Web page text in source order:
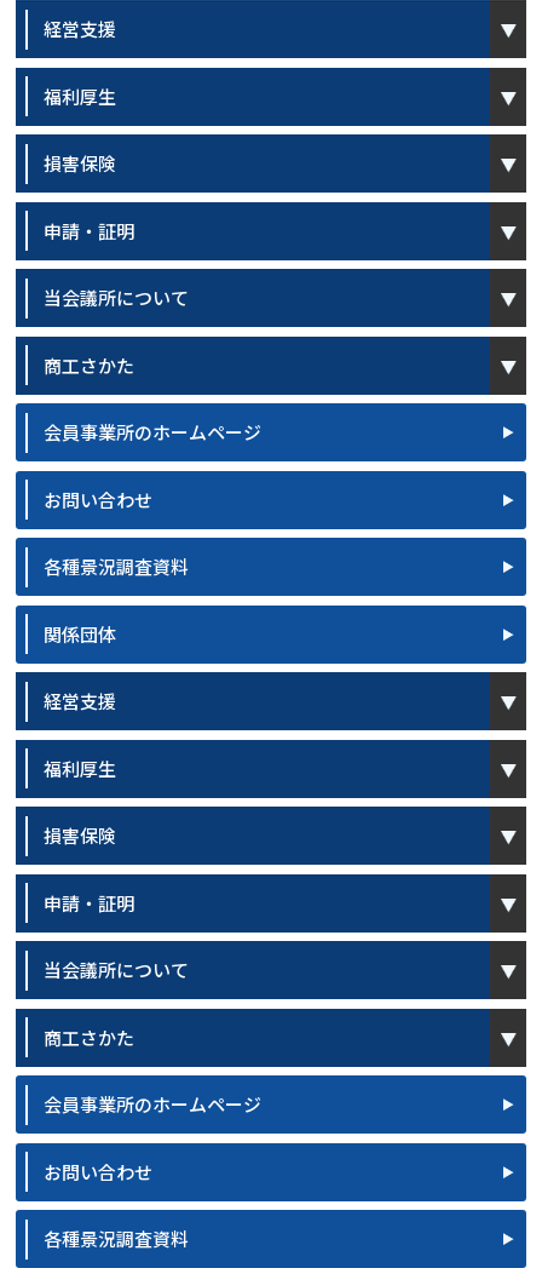
経営支援
福利厚生
損害保険
申請・証明
当会議所について
商工さかた
会員事業所のホームページ
お問い合わせ
各種景況調査資料
関係団体
経営支援
福利厚生
損害保険
申請・証明
当会議所について
商工さかた
会員事業所のホームページ
お問い合わせ
各種景況調査資料